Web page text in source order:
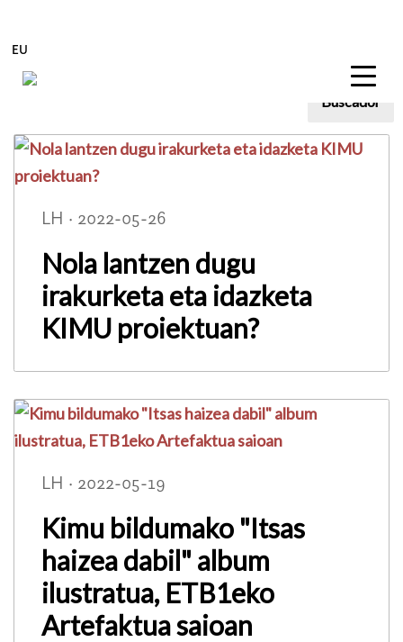
EU
Blog
Buscador
LH · 2022-05-26
Nola lantzen dugu
irakurketa eta idazketa
KIMU proiektuan?
LH · 2022-05-19
Kimu bildumako "Itsas
haizea dabil" album
ilustratua, ETB1eko
Artefaktua saioan